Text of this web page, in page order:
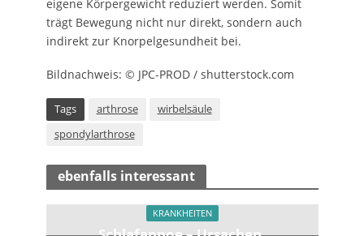
eigene Körpergewicht reduziert werden. Somit
trägt Bewegung nicht nur direkt, sondern auch
indirekt zur Knorpelgesundheit bei.
Bildnachweis: © JPC-PROD / shutterstock.com
Tags arthrose
wirbelsäule
spondylarthrose
ebenfalls interessant
KRANKHEITEN